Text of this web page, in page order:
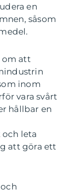
en
såsom
om att
inom
vara svårt
hållbar en
leta
att göra ett